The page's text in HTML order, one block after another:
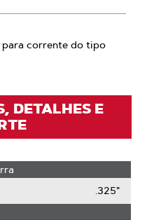
corrente do tipo
DETALHES E
.325"